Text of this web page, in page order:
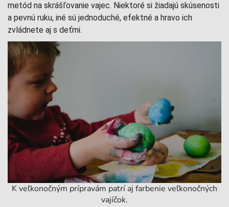
metód na skrášľovanie vajec. Niektoré si žiadajú skúsenosti
a pevnú ruku, iné sú jednoduché, efektné a hravo ich
zvládnete aj s deťmi.
K veľkonočným prípravám patrí aj farbenie veľkonočných
vajíčok.